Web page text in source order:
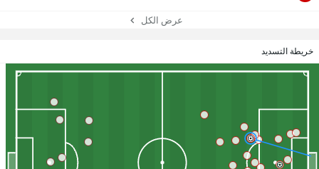
عرض الكل
خريطة التسديد